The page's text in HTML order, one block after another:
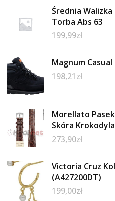
Średnia Walizka
Torba Abs 63
199,99zł
Magnum
198,21zł
Morellato
Skóra
273,90zł
Victoria Cruz
(A427200DT)
199,00zł